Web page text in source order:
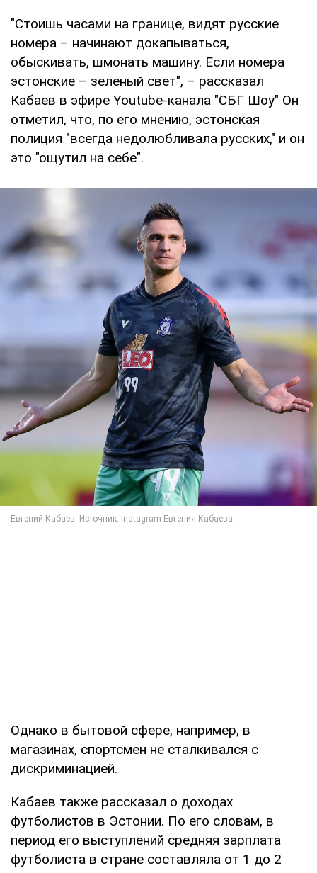
"Стоишь часами на границе, видят русские
номера – начинают докапываться,
обыскивать, шмонать машину. Если номера
эстонские – зеленый свет", – рассказал
Кабаев в эфире Youtube-канала "СБГ Шоу" Он
отметил, что, по его мнению, эстонская
полиция "всегда недолюбливала русских," и он
это "ощутил на себе".
Однако в бытовой сфере, например, в
магазинах, спортсмен не сталкивался с
дискриминацией.
Кабаев также рассказал о доходах
футболистов в Эстонии. По его словам, в
период его выступлений средняя зарплата
футболиста в стране составляла от 1 до 2